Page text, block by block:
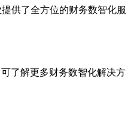
供了全方位的财务数智化服
了解更多财务数智化解决方